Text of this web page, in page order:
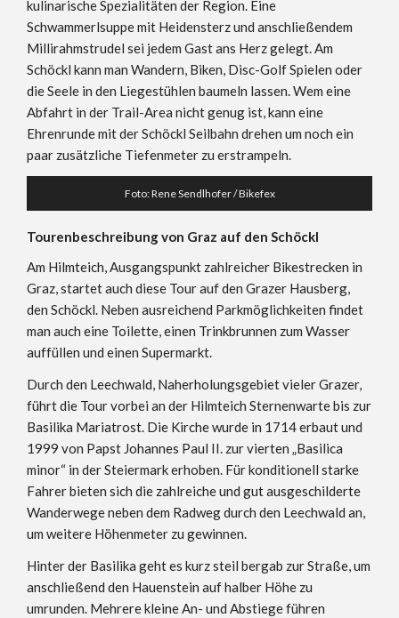
kulinarische Spezialitäten der Region. Eine
Schwammerlsuppe mit Heidensterz und anschließendem
Millirahmstrudel sei jedem Gast ans Herz gelegt. Am
Schöckl kann man Wandern, Biken, Disc-Golf Spielen oder
die Seele in den Liegestühlen baumeln lassen. Wem eine
Abfahrt in der Trail-Area nicht genug ist, kann eine
Ehrenrunde mit der Schöckl Seilbahn drehen um noch ein
paar zusätzliche Tiefenmeter zu erstrampeln.
Foto: Rene Sendlhofer / Bikefex
Tourenbeschreibung von Graz auf den Schöckl
Am Hilmteich, Ausgangspunkt zahlreicher Bikestrecken in
Graz, startet auch diese Tour auf den Grazer Hausberg,
den Schöckl. Neben ausreichend Parkmöglichkeiten findet
man auch eine Toilette, einen Trinkbrunnen zum Wasser
auffüllen und einen Supermarkt.
Durch den Leechwald, Naherholungsgebiet vieler Grazer,
führt die Tour vorbei an der Hilmteich Sternenwarte bis zur
Basilika Mariatrost. Die Kirche wurde in 1714 erbaut und
1999 von Papst Johannes Paul II. zur vierten „Basilica
minor“ in der Steiermark erhoben. Für konditionell starke
Fahrer bieten sich die zahlreiche und gut ausgeschilderte
Wanderwege neben dem Radweg durch den Leechwald an,
um weitere Höhenmeter zu gewinnen.
Hinter der Basilika geht es kurz steil bergab zur Straße, um
anschließend den Hauenstein auf halber Höhe zu
umrunden. Mehrere kleine An- und Abstiege führen